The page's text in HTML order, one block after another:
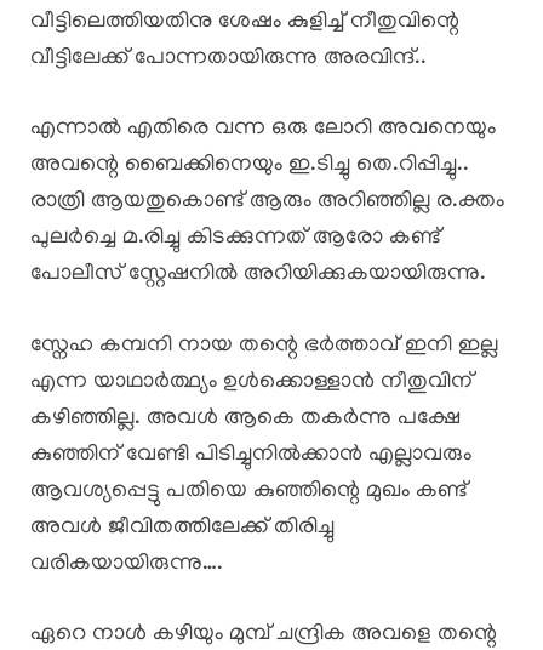
വീട്ടിലെത്തിയതിനു ശേഷം കുളിച്ച് നീതുവിന്റെ
വീട്ടിലേക്ക് പോന്നതായിരുന്നു അരവിന്ദ്..
എന്നാൽ എതിരെ വന്ന ഒരു ലോറി അവനെയും
അവന്റെ ബൈക്കിനെയും ഇ.ടിച്ചു തെ.റിപ്പിച്ചു..
രാത്രി ആയതുകൊണ്ട് ആരും അറിഞ്ഞില്ല ര.ക്തം
പുലർച്ചെ മ.രിച്ചു കിടക്കുന്നത് ആരോ കണ്ട്
പോലീസ് സ്റ്റേഷനിൽ അറിയിക്കുകയായിരുന്നു.
സ്നേഹ കമ്പനി നായ തന്റെ ഭർത്താവ് ഇനി ഇല്ല
എന്ന യാഥാർത്ഥ്യം ഉൾക്കൊള്ളാൻ നീതുവിന്
കഴിഞ്ഞില്ല. അവൾ ആകെ തകർന്നു പക്ഷേ
കുഞ്ഞിന് വേണ്ടി പിടിച്ചുനിൽക്കാൻ എല്ലാവരും
ആവശ്യപ്പെട്ടു പതിയെ കുഞ്ഞിന്റെ മുഖം കണ്ട്
അവൾ ജീവിതത്തിലേക്ക് തിരിച്ചു
വരികയായിരുന്നു….
ഏറെ നാൾ കഴിയും മുമ്പ് ചന്ദ്രിക അവളെ തന്റെ